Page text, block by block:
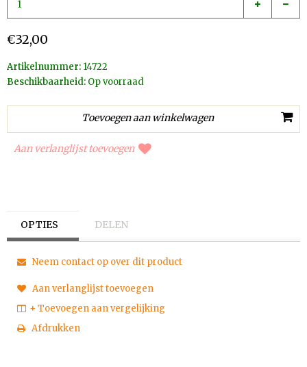
€32,00
Artikelnummer: 14722
Beschikbaarheid: Op voorraad
Aan verlanglijst toevoegen
OPTIES DELEN
Neem contact op over dit product
Aan verlanglijst toevoegen
+ Toevoegen aan vergelijking
Afdrukken